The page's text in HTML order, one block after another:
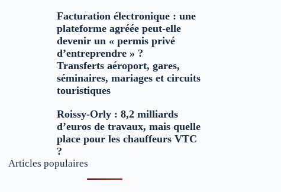
Facturation électronique : une
plateforme agréée peut-elle
devenir un « permis privé
d’entreprendre » ?
Transferts aéroport, gares,
séminaires, mariages et circuits
touristiques
Roissy-Orly : 8,2 milliards
d’euros de travaux, mais quelle
place pour les chauffeurs VTC
?
Articles populaires